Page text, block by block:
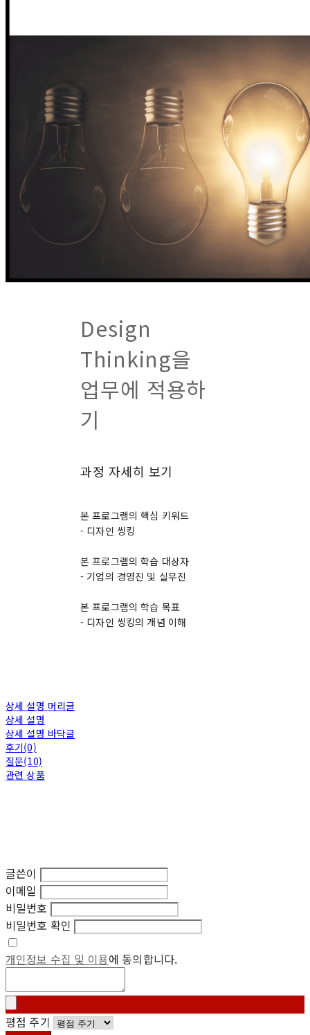
Design
Thinking을
업무에 적용하
기
과정 자세히 보기
본 프로그램의 핵심 키워드
- 디자인 씽킹
본 프로그램의 학습 대상자
- 기업의 경영진 및 실무진
본 프로그램의 학습 목표
- 디자인 씽킹의 개념 이해
상세 설명 머리글
상세 설명
상세 설명 바닥글
후기(0)
질문(10)
관련 상품
글쓴이
이메일
비밀번호
비밀번호 확인
개인정보 수집 및 이용에 동의합니다.
평점 주기